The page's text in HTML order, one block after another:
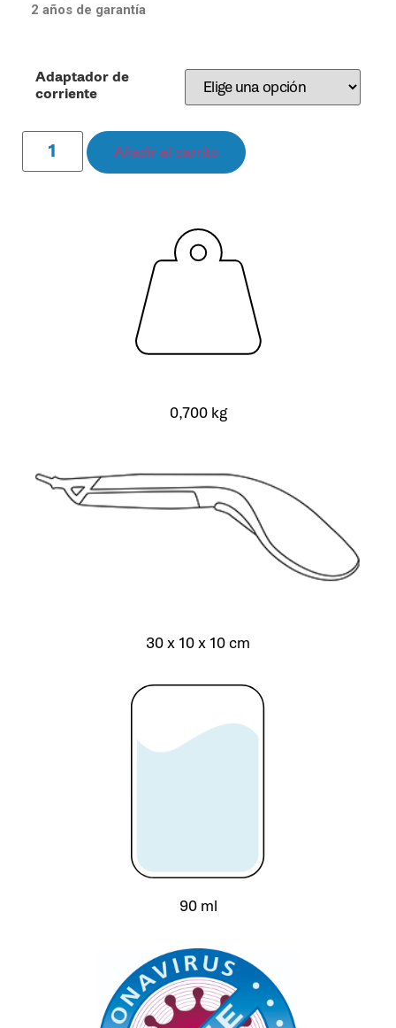
2 años de garantía
Adaptador de
corriente
Añadir al carrito
0,700 kg
30 x 10 x 10 cm
90 ml